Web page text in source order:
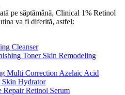
pe săptămână, Clinical 1% Retinol
va fi diferită, astfel:
Cleanser
Toner Skin Remodeling
Multi Correction Azelaic Acid
Hydrator
Retinol Serum